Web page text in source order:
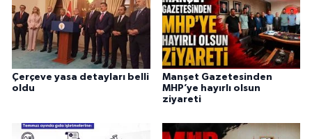
Çerçeve yasa detayları belli
oldu
Manşet Gazetesinden
MHP’ye hayırlı olsun
ziyareti